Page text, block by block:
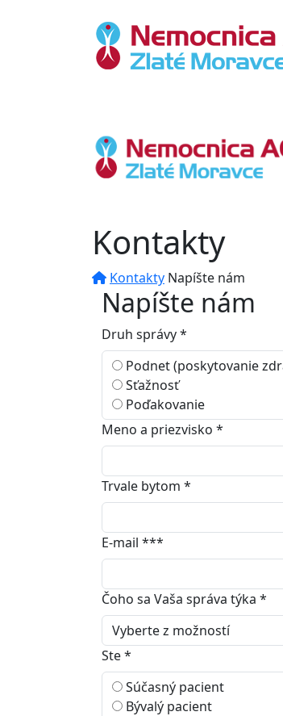
Kontakty
Kontakty Napíšte nám
Napíšte nám
Druh správy*
Podnet (poskytovanie
Sťažnosť
Poďakovanie
Meno a priezvisko *
Trvale bytom *
E-mail ***
Čoho sa Vaša správa týka *
Ste*
Súčasný pacient
Bývalý pacient